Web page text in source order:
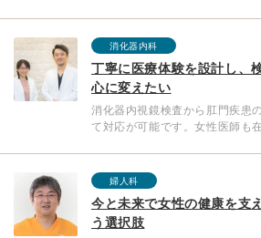
消化器内科
丁寧に医療体験を設計し、
心に変えたい
消化器内視鏡検査から肛門疾患
て対応が可能です。女性医師も
婦人科
今と未来で女性の健康を支
う選択肢